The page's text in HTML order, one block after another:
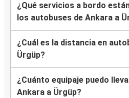
¿Qué servicios a bordo
los autobuses de Ankara a
¿Cuál es la distancia en
Ürgüp?
¿Cuánto equipaje puedo
Ankara a Ürgüp?